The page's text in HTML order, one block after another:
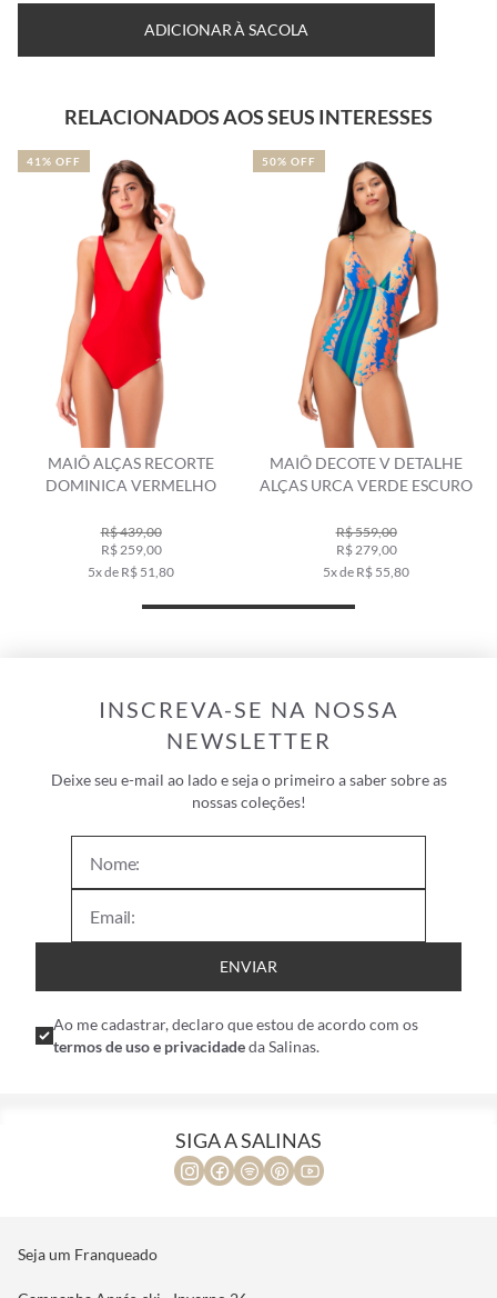
ADICIONAR À SACOLA
RELACIONADOS AOS SEUS INTERESSES
MAIÔ ALÇAS RECORTE
DOMINICA VERMELHO
R$ 439,00
R$ 259,00
5x de R$ 51,80
41% OFF
MAIÔ DECOTE V DETALHE
ALÇAS URCA VERDE ESCURO
R$ 559,00
R$ 279,00
5x de R$ 55,80
50% OFF
INSCREVA-SE NA NOSSA
NEWSLETTER
Deixe seu e-mail ao lado e seja o primeiro a saber sobre as
nossas coleções!
ENVIAR
Ao me cadastrar, declaro que estou de acordo com os
termos de uso e privacidadeda Salinas.
SIGA A SALINAS
Seja um Franqueado